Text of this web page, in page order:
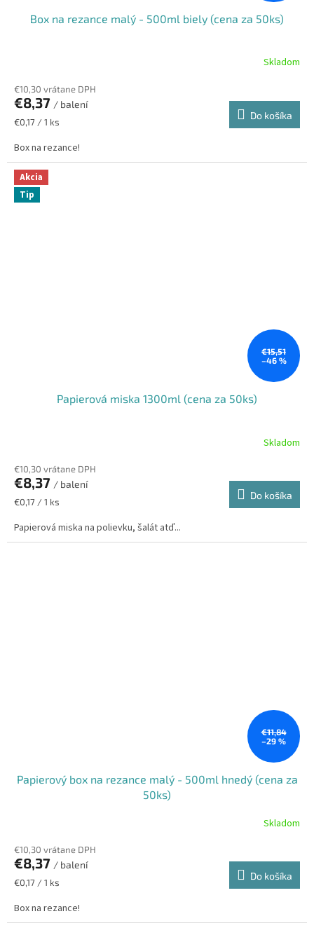
Box na rezance malý - 500ml biely (cena za 50ks)
Skladom
€10,30 vrátane DPH
€8,37 / balení
Jednotková
€0,17 / 1 ks
Do košíka
Box na rezance!
Akcia
Tip
€15,51
–46 %
Papierová miska 1300ml (cena za 50ks)
Skladom
€10,30 vrátane DPH
€8,37 / balení
Jednotková
€0,17 / 1 ks
Do košíka
Papierová miska na polievku, šalát atď...
€11,84
–29 %
Papierový box na rezance malý - 500ml hnedý (cena za
50ks)
Skladom
€10,30 vrátane DPH
€8,37 / balení
Jednotková
€0,17 / 1 ks
Do košíka
Box na rezance!